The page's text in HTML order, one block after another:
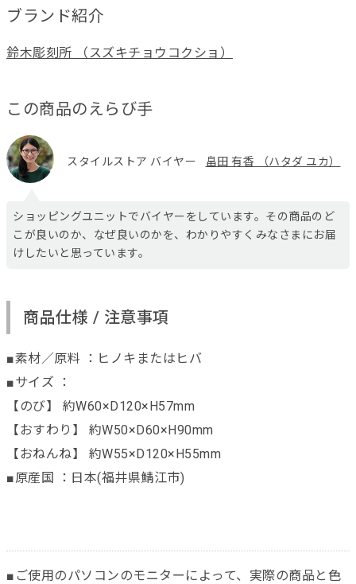
ブランド紹介
鈴木彫刻所 （スズキチョウコクショ）
この商品のえらび手
スタイルストア バイヤー 畠田 有香 （ハタダ ユカ）
ショッピングユニットでバイヤーをしています。その商品のど
こが良いのか、なぜ良いのかを、わかりやすくみなさまにお届
けしたいと思っています。
商品仕様 / 注意事項
■素材／原料 ：ヒノキまたはヒバ
■サイズ ：
【のび】 約W60×D120×H57mm
【おすわり】 約W50×D60×H90mm
【おねんね】 約W55×D120×H55mm
■原産国 ：日本(福井県鯖江市)
■ご使用のパソコンのモニターによって、実際の商品と色